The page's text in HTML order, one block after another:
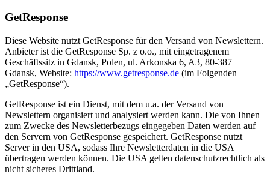
GetResponse
Diese Website nutzt GetResponse für den Versand von Newslettern.
Anbieter ist die GetResponse Sp. z o.o., mit eingetragenem
Geschäftssitz in Gdansk, Polen, ul. Arkonska 6, A3, 80-387
Gdansk, Website: https://www.getresponse.de (im Folgenden
„GetResponse“).
GetResponse ist ein Dienst, mit dem u.a. der Versand von
Newslettern organisiert und analysiert werden kann. Die von Ihnen
zum Zwecke des Newsletterbezugs eingegeben Daten werden auf
den Servern von GetResponse gespeichert. GetResponse nutzt
Server in den USA, sodass Ihre Newsletterdaten in die USA
übertragen werden können. Die USA gelten datenschutzrechtlich als
nicht sicheres Drittland.